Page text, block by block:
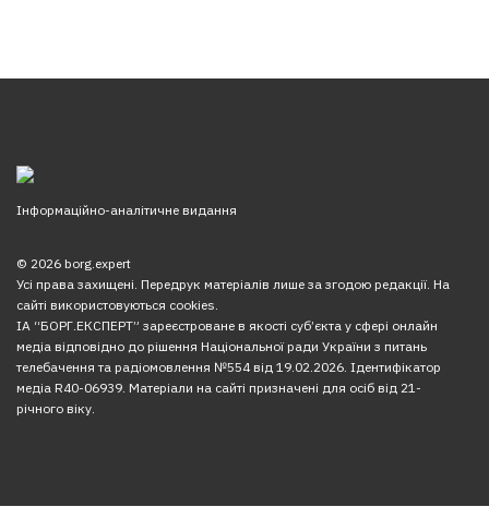
Інформаційно-аналітичне видання
© 2026 borg.expert
Усі права захищені. Передрук матеріалів лише за згодою редакції. На
сайті використовуються cookies.
ІА “БОРГ.ЕКСПЕРТ” зареєстроване в якості суб’єкта у сфері онлайн
медіа відповідно до рішення Національної ради України з питань
телебачення та радіомовлення №554 від 19.02.2026. Ідентифікатор
медіа R40-06939. Матеріали на сайті призначені для осіб від 21-
річного віку.